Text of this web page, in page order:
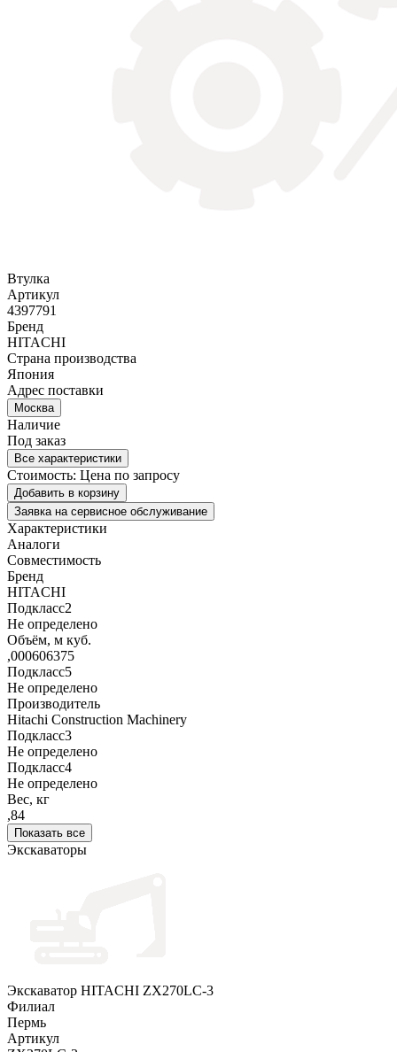
Втулка
Артикул
4397791
Бренд
HITACHI
Страна производства
Япония
Адрес поставки
Москва
Наличие
Под заказ
Все характеристики
Стоимость: Цена по запросу
Добавить в корзину
Заявка на сервисное обслуживание
Характеристики
Аналоги
Совместимость
Бренд
HITACHI
Подкласс2
Не определено
Объём, м куб.
,000606375
Подкласс5
Не определено
Производитель
Hitachi Construction Machinery
Подкласс3
Не определено
Подкласс4
Не определено
Вес, кг
,84
Показать все
Экскаваторы
Экскаватор HITACHI ZX270LC-3
Филиал
Пермь
Артикул